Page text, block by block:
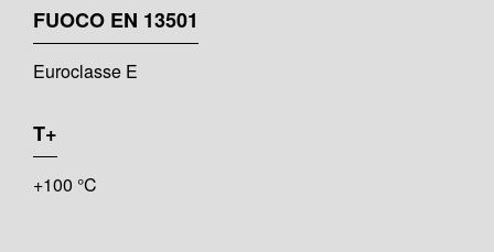
FUOCO EN 13501
Euroclasse E
T+
+100 °C